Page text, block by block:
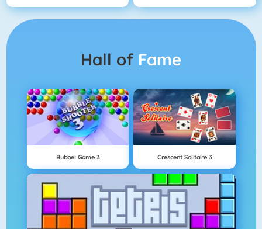
Hall of Fame
Bubbel Game 3 Crescent Solitaire 3